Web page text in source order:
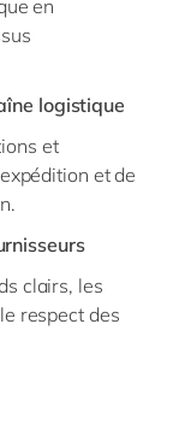
en
logistique
et
et de
clairs, les
respect des